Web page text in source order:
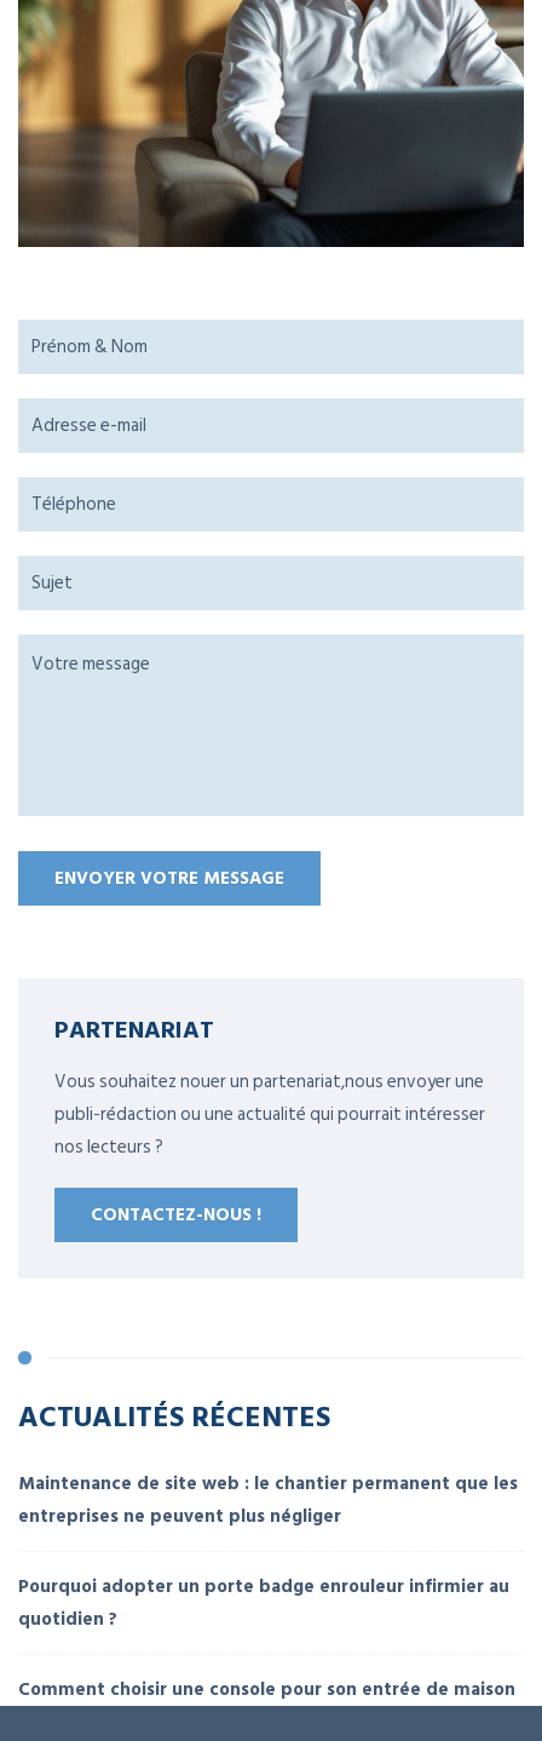
PARTENARIAT
Vous souhaitez nouer un partenariat,nous envoyer une
publi-rédaction ou une actualité qui pourrait intéresser
nos lecteurs ?
CONTACTEZ-NOUS !
ACTUALITÉS RÉCENTES
Maintenance de site web : le chantier permanent que les
entreprises ne peuvent plus négliger
Pourquoi adopter un porte badge enrouleur infirmier au
quotidien ?
Comment choisir une console pour son entrée de maison